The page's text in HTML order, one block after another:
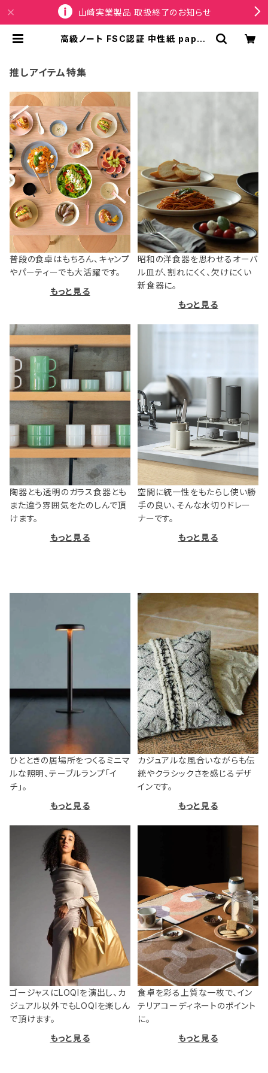
山崎実業製品 取扱終了のお知らせ
高級ノート FSC認証 中性紙 paper
ナヴァールの影 | SPORTUS
推しアイテム特集
普段の食卓はもちろん、キャンプ
やパーティーでも大活躍です。
もっと見る
昭和の洋食器を思わせるオーバ
ル皿が、割れにくく、欠けにくい
新食器に。
もっと見る
陶器とも透明のガラス食器とも
また違う雰囲気をたのしんで頂
けます。
もっと見る
空間に統一性をもたらし使い勝
手の良い、そんな水切りドレー
ナーです。
もっと見る
ひとときの居場所をつくるミニマ
ルな照明、テーブルランプ「イ
チ」。
もっと見る
カジュアルな風合いながらも伝
統やクラシックさを感じるデザ
インです。
もっと見る
ゴージャスにLOQIを演出し、カ
ジュアル以外でもLOQIを楽しん
で頂けます。
もっと見る
食卓を彩る上質な一枚で、イン
テリアコーディネートのポイント
に。
もっと見る